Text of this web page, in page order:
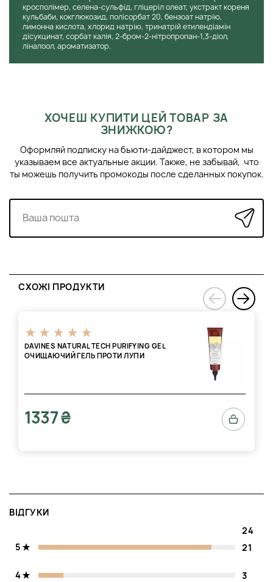
кросполімер, селена-сульфід, гліцеріл олеат, укстракт кореня
кульбаби, кокглюкозид, полісорбат 20, бензоат натрію,
лимонна кислота, хлорид натрію, тринатрій етилендіамін
дісукцинат, сорбат калія, 2-бром-2-нітропропан-1,3-діол,
ліналоол, ароматизатор.
ХОЧЕШ КУПИТИ ЦЕЙ ТОВАР ЗА
ЗНИЖКОЮ?
Оформляй подписку на бьюти-дайджест, в котором мы
указываем все актуальные акции. Также, не забывай, что
ты можешь получить промокоды после сделанных покупок.
СХОЖІ ПРОДУКТИ
DAVINES NATURAL TECH PURIFYING GEL
ОЧИЩАЮЧИЙ ГЕЛЬ ПРОТИ ЛУПИ
1337 ₴
‹
›
ВІДГУКИ
24
5
21
4 3